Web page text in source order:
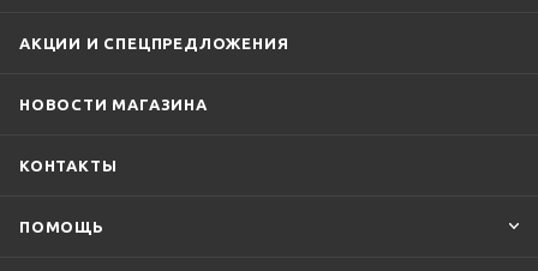
АКЦИИ И СПЕЦПРЕДЛОЖЕНИЯ
НОВОСТИ МАГАЗИНА
КОНТАКТЫ
ПОМОЩЬ